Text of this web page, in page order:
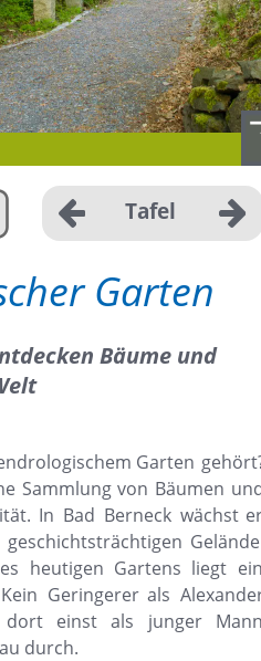
Tafel
Garten
Bäume und
Garten
Sammlung von Bäumen
In Bad Berneck wächst
geschichtsträchtigen
heutigen Gartens liegt
Kein Geringerer als
dort einst als junger
durch.